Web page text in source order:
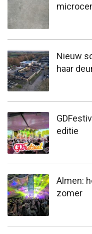
Nieuw
haar
editie
Almen:
zomer